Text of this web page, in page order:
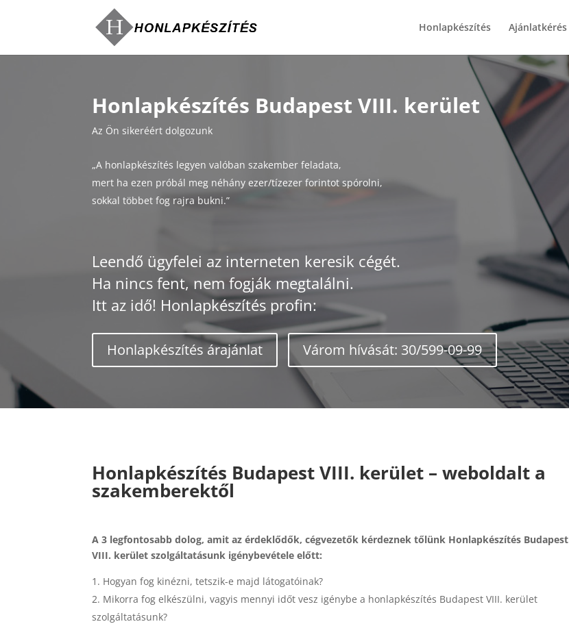
Honlapkészítés Ajánlatkérés
Honlapkészítés Budapest VIII. kerület
Az Ön sikeréért dolgozunk
„A honlapkészítés legyen valóban szakember feladata,
mert ha ezen próbál meg néhány ezer/tízezer forintot spórolni,
sokkal többet fog rajra bukni.”
Leendő ügyfelei az interneten keresik cégét.
Ha nincs fent, nem fogják megtalálni.
Itt az idő! Honlapkészítés profin:
Honlapkészítés árajánlat Várom hívását: 30/599-09-99
Honlapkészítés Budapest VIII. kerület – weboldalt a
szakemberektől
A 3 legfontosabb dolog, amit az érdeklődők, cégvezetők kérdeznek tőlünk Honlapkészítés Budapest
VIII. kerület szolgáltatásunk igénybevétele előtt:
Hogyan fog kinézni, tetszik-e majd látogatóinak?
Mikorra fog elkészülni, vagyis mennyi időt vesz igénybe a honlapkészítés Budapest VIII. kerület
szolgáltatásunk?